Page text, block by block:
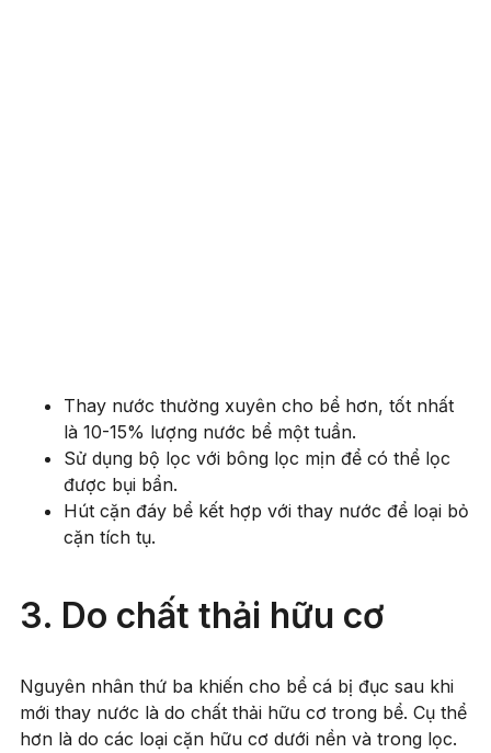
Thay nước thường xuyên cho bể hơn, tốt nhất
là 10-15% lượng nước bể một tuần.
Sử dụng bộ lọc với bông lọc mịn để có thể lọc
được bụi bẩn.
Hút cặn đáy bể kết hợp với thay nước để loại bỏ
cặn tích tụ.
3. Do chất thải hữu cơ
Nguyên nhân thứ ba khiến cho bể cá bị đục sau khi
mới thay nước là do chất thải hữu cơ trong bể. Cụ thể
hơn là do các loại cặn hữu cơ dưới nền và trong lọc.